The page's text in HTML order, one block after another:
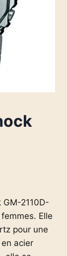
2110D-
Elle
pour une
acier